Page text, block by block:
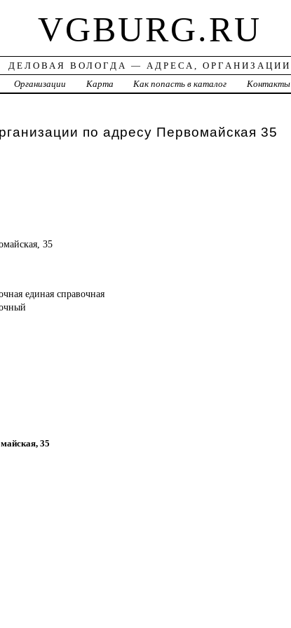
VGBURG.RU
ДЕЛОВАЯ ВОЛОГДА — АДРЕСА, ОРГАНИЗАЦИИ
Организации Карта Как попасть в каталог Контакты
по адресу Первомайская 35
35
единая справочная
35